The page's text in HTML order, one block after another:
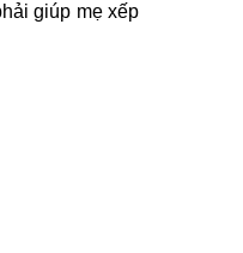
giúp mẹ xếp